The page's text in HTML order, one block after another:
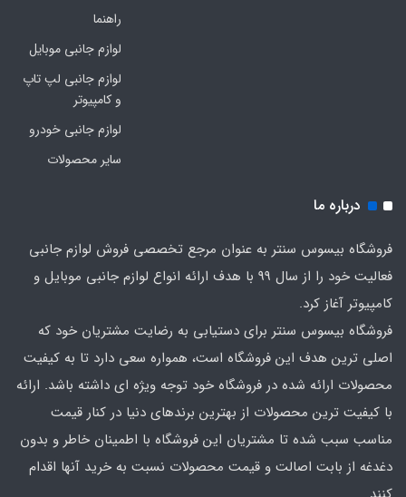
راهنما
لوازم جانبی موبایل
لوازم جانبی لپ تاپ
و کامپیوتر
لوازم جانبی خودرو
سایر محصولات
درباره ما
فروشگاه بیسوس سنتر به عنوان مرجع تخصصی فروش لوازم جانبی
فعالیت خود را از سال 99 با هدف ارائه انواع لوازم جانبی موبایل و
کامپیوتر آغاز کرد.
فروشگاه بیسوس سنتر برای دستیابی به رضایت مشتریان خود که
اصلی‌ ترین هدف این فروشگاه است، همواره سعی دارد تا به کیفیت
محصولات ارائه شده در فروشگاه خود توجه ویژه ای داشته باشد. ارائه
با کیفیت‌ ترین محصولات از بهترین برندهای دنیا در کنار قیمت
مناسب سبب شده تا مشتریان این فروشگاه با اطمینان خاطر و بدون
دغدغه از بابت اصالت و قیمت محصولات نسبت به خرید آنها اقدام